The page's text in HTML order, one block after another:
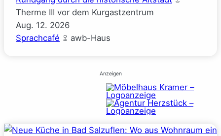
Therme III vor dem Kurgastzentrum
Aug. 12. 2026
Sprachcafé
awb-Haus
Anzeigen